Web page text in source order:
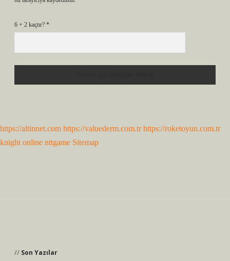
6 + 2 kaçtır? *
https://altinnet.com https://valuederm.com.tr https://roketoyun.com.tr
knight online nttgame Sitemap
Son Yazılar